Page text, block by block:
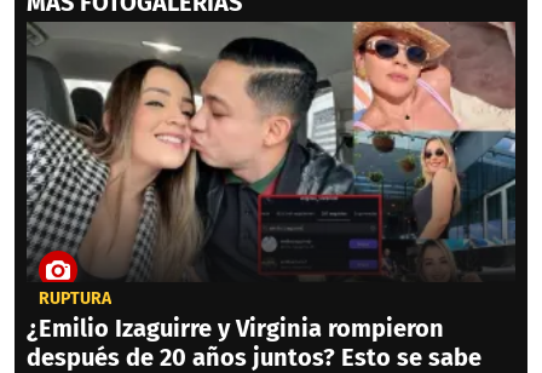
RUPTURA
¿Emilio Izaguirre y Virginia rompieron
después de 20 años juntos? Esto se sabe